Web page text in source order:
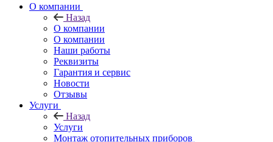
O компании
Назад
O компании
О компании
Наши работы
Реквизиты
Гарантия и сервис
Новости
Отзывы
Услуги
Назад
Услуги
Монтаж отопительных приборов